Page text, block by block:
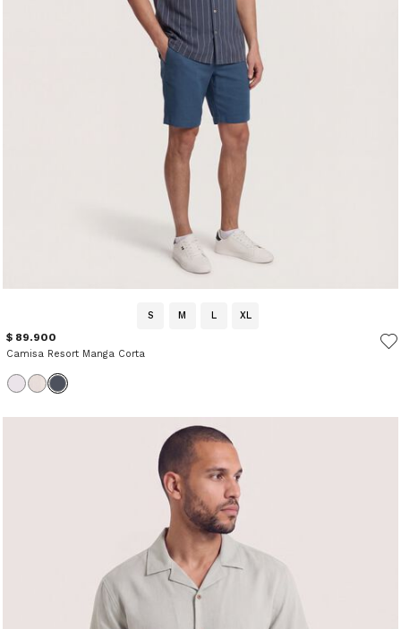
S M L XL
$ 89.900
Camisa Resort Manga Corta